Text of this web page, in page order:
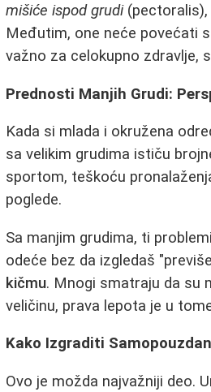
mišiće ispod grudi(pectoralis),
Međutim, one neće povećati
važno za celokupno zdravlje,
Prednosti Manjih Grudi:
Kada si mlada i okružena
sa velikim grudima ističu
sportom, teškoću
poglede.
Sa manjim grudima, ti
odeće bez da izgledaš
kičmu. Mnogi smatraju da su
veličinu, prava lepota je u
Kako Izgraditi
Ovo je možda najvažniji deo.